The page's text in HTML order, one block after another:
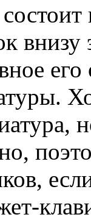
его